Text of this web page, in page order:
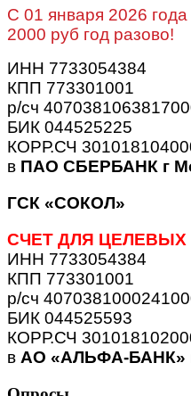
C 01 января 2026
2000 руб год разово!
ИНН 7733054384
КПП 773301001
р/сч
БИК 044525225
КОРР.СЧ
в ПАО СБЕРБАНК г
ГСК «СОКОЛ»
СЧЕТ ДЛЯ
ИНН 7733054384
КПП 773301001
р/сч
БИК 044525593
КОРР.СЧ
в АО «АЛЬФА-БАНК»